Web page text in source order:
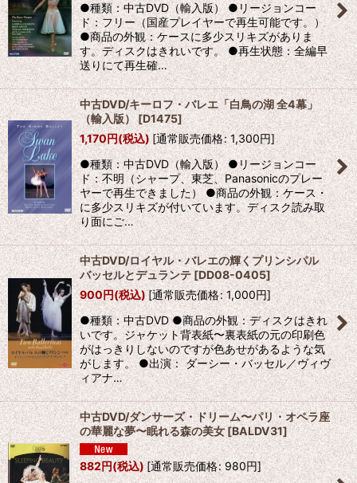
●種類：中古DVD（輸入版） ●リージョンコー
ド：フリー（国産プレイヤーで再生可能です。）
●商品の外観：ケースに多少スリキズがありま
す。ディスクはきれいです。 ●再生状態：全編早
送りにて再生確…
中古DVD/キーロフ・バレエ「白鳥の湖 全4幕」
（輸入版） [D1475]
1,170円(税込) [通常販売価格: 1,300円]
●種類：中古DVD（輸入版） ●リージョンコー
ド：不明（シャープ、東芝、Panasonicのプレー
ヤーで再生できました） ●商品の外観：ケース・
に多少スリキズが付いています。ディスク読み取
り面にご…
中古DVD/ロイヤル・バレエの輝くプリンシパル
バッセルとデュランテ [DD08-0405]
900円(税込)[通常販売価格: 1,000円]
●種類：中古DVD ●商品の外観：ディスクはきれ
いです。ジャケット背表紙〜裏表紙の元の印刷色
がはっきりしないのですが色あせがあるような気
がします。 ●出演： ダーシー・バッセル／ヴィヴ
ィアナ…
中古DVD/ダンサーズ・ドリーム〜パリ・オペラ座
の華麗な夢〜眠れる森の美女[BALDV31]
882円(税込)[通常販売価格: 980円]